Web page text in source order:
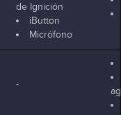
de Ignición
iButton
Micrófono
-